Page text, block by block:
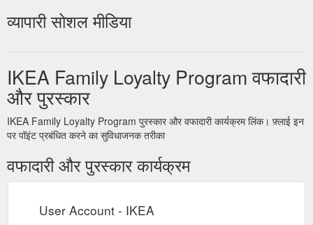
family/
experiences, enhanced benefits and rewards to create a more
personalized and affordable shopping experience. October 30,
2019 . Burlington, ON – Today, IKEA Canada announces the
roll-out of its new IKEA Family loyalty program to markets
nationwide. With customer experience at the heart, the
https://www.ikea.com/ca/en/this-is-ikea/newsroom/ikea-
canada-launches-new-ikea-family-loyalty-program-
Here’s how you do it: Step 1:
व्यापारी सोशल मीडिया
IKEA Family Loyalty Program वफादारी
और पुरस्कार
IKEA Family Loyalty Program पुरस्कार और वफादारी कार्यक्रम लिंक। फ़्लाई इन
पर पॉइंट प्रबंधित करने का सुविधाजनक तरीका
वफादारी और पुरस्कार कार्यक्रम
User Account - IKEA